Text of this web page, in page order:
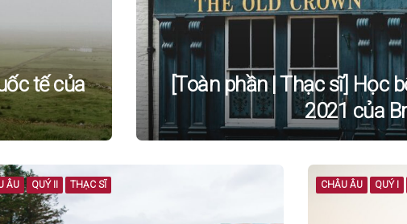
tế của
[Toàn phần | Thạc sĩ] Học
2021 của
ÂU QUÝ II THẠC SĨ CHÂU ÂU QUÝ I